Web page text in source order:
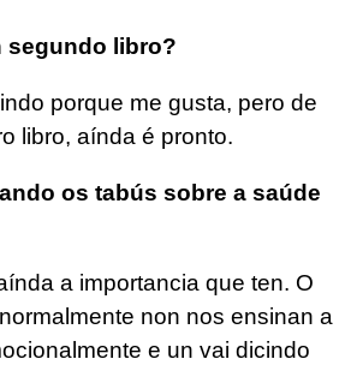
libro?
porque me gusta, pero de
libro, aínda é pronto.
os tabús sobre a saúde
a importancia que ten. O
non nos ensinan a
e un vai dicindo